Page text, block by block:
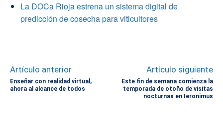
La DOCa Rioja estrena un sistema digital de
predicción de cosecha para viticultores
Artículo anterior
Enseñar con realidad virtual,
ahora al alcance de todos
Artículo siguiente
Este fin de semana comienza la
temporada de otoño de visitas
nocturnas en Ieronimus